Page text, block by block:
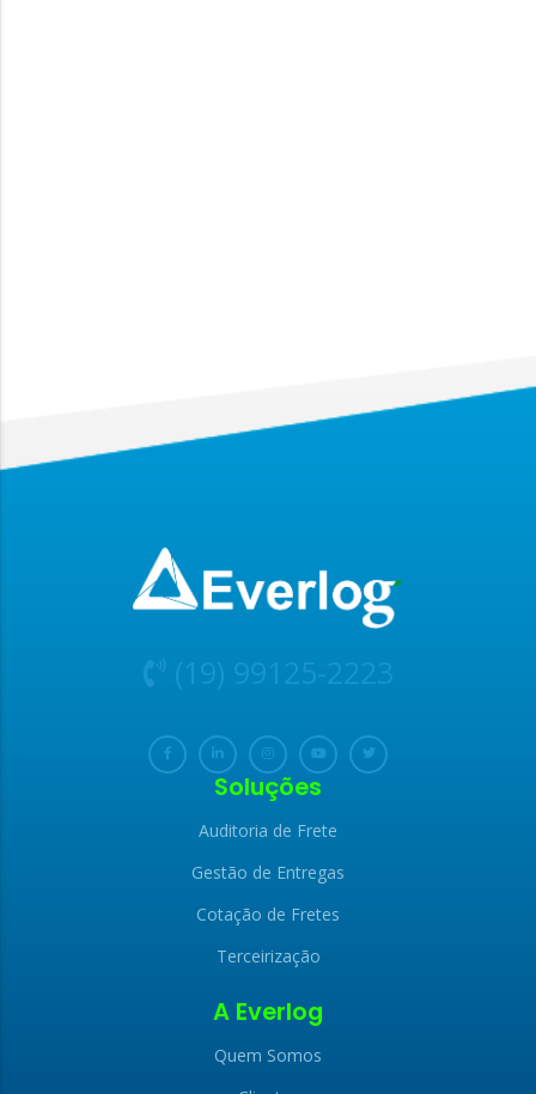
(19) 99125-2223
Soluções
Auditoria de Frete
Gestão de Entregas
Cotação de Fretes
Terceirização
A Everlog
Quem Somos
FALE CONOSCO
Nome (obrigatório)
VOCÊ